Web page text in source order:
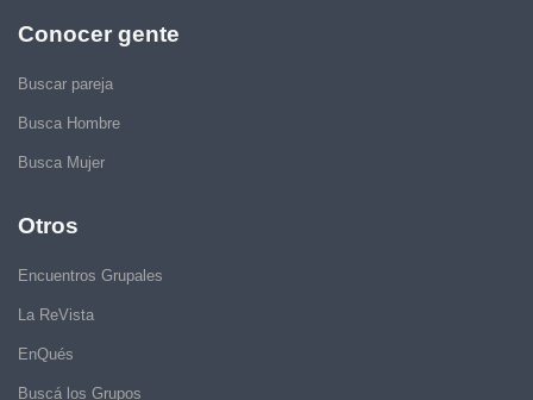
Conocer gente
Buscar pareja
Busca Hombre
Busca Mujer
Otros
Encuentros Grupales
La ReVista
EnQués
Buscá los Grupos